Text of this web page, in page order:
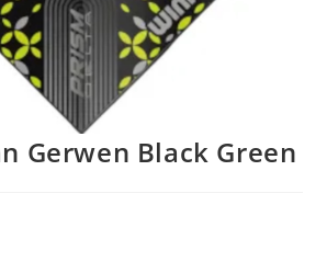
Gerwen Black Green